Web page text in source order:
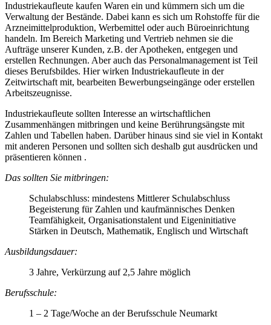
Industriekaufleute kaufen Waren ein und kümmern sich um die
Verwaltung der Bestände. Dabei kann es sich um Rohstoffe für die
Arzneimittelproduktion, Werbemittel oder auch Büroeinrichtung
handeln. Im Bereich Marketing und Vertrieb nehmen sie die
Aufträge unserer Kunden, z.B. der Apotheken, entgegen und
erstellen Rechnungen. Aber auch das Personalmanagement ist Teil
dieses Berufsbildes. Hier wirken Industriekaufleute in der
Zeitwirtschaft mit, bearbeiten Bewerbungseingänge oder erstellen
Arbeitszeugnisse.
Industriekaufleute sollten Interesse an wirtschaftlichen
Zusammenhängen mitbringen und keine Berührungsängste mit
Zahlen und Tabellen haben. Darüber hinaus sind sie viel in Kontakt
mit anderen Personen und sollten sich deshalb gut ausdrücken und
präsentieren können .
Das sollten Sie mitbringen:
Schulabschluss: mindestens Mittlerer Schulabschluss
Begeisterung für Zahlen und kaufmännisches Denken
Teamfähigkeit, Organisationstalent und Eigeninitiative
Stärken in Deutsch, Mathematik, Englisch und Wirtschaft
Ausbildungsdauer:
3 Jahre, Verkürzung auf 2,5 Jahre möglich
Berufsschule:
1 – 2 Tage/Woche an der Berufsschule Neumarkt